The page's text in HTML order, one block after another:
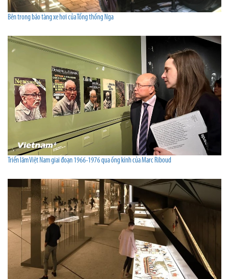
Bên trong bảo tàng xe hơi của Tổng thống Nga
Triển lãm Việt Nam giai đoạn 1966-1976 qua ống kính của Marc Riboud